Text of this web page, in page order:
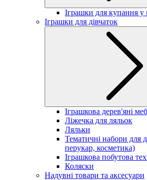
Іграшки для купання у
Іграшки для дівчаток
Іграшкова дерев'яні
Ліжечка для ляльок
Ляльки
Тематичні набори для
перукар, косметика)
Іграшкова побутова
Коляски
Надувні товари та аксесуари